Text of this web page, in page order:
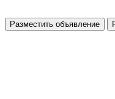
Разместить объявление